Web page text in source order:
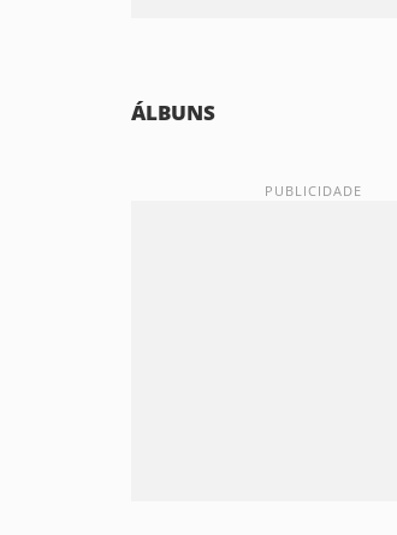
ÁLBUNS